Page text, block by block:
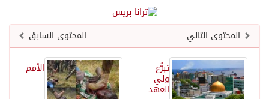
المحتوى السابق
المحتوى التالي
الأمم
تبرُّع
ولي
العهد